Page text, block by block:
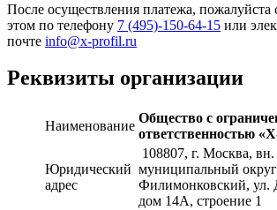
После осуществления платежа,
этом по телефону 7 (495)-150-64-15 или
почте info@x-profil.ru
Реквизиты организации
Наименование
Общество с
ответственностью
Юридический
адрес
108807, г. Москва, вн.
муниципальный округ
Филимонковский, ул.
дом 14А, строение 1